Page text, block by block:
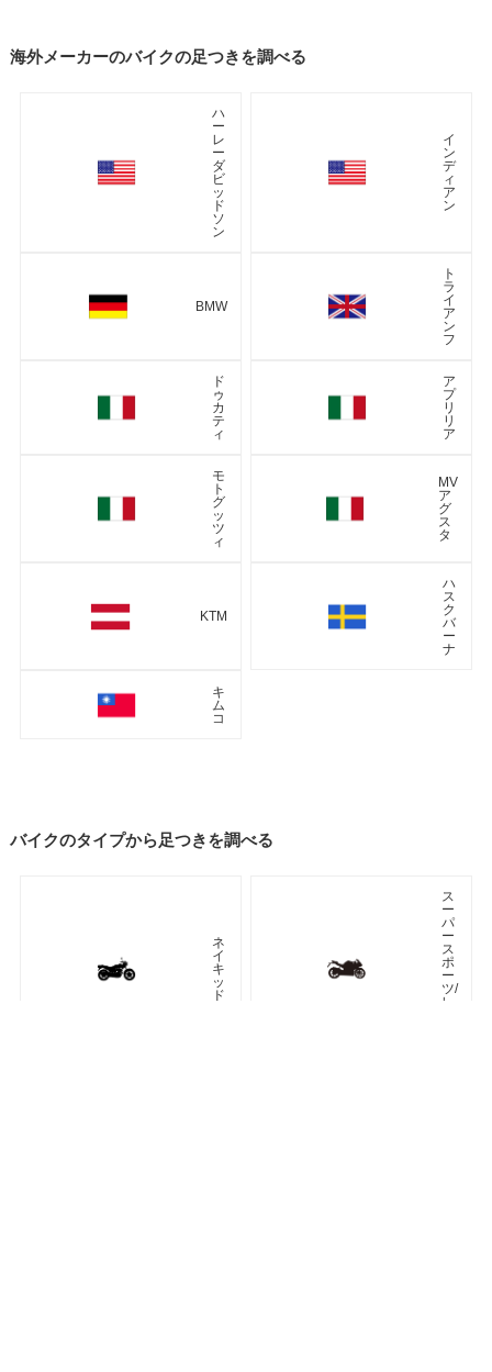
海外メーカーのバイクの足つきを調べる
ハ
ー
レ
ー
ダ
ビ
ッ
ド
ソ
ン
イ
ン
デ
ィ
ア
ン
BMW
ト
ラ
イ
ア
ン
フ
ド
ゥ
カ
テ
ィ
ア
プ
リ
リ
ア
モ
ト
グ
ッ
ツ
ィ
MV
ア
グ
ス
タ
KTM
ハ
ス
ク
バ
ー
ナ
キ
ム
コ
バイクのタイプから足つきを調べる
ネ
イ
キ
ッ
ド
ス
ー
パ
ー
ス
ポ
ー
ツ/
レ